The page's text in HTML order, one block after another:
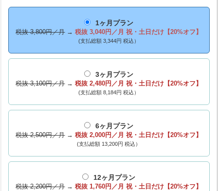
1ヶ月プラン
税抜 3,800円／月→税抜 3,040円／月 祝・土日だけ【20%オフ】
(支払総額 3,344円 税込）
3ヶ月プラン
税抜 3,100円／月→税抜 2,480円／月 祝・土日だけ【20%オフ】
(支払総額 8,184円 税込）
6ヶ月プラン
税抜 2,500円／月→税抜 2,000円／月 祝・土日だけ【20%オフ】
(支払総額 13,200円 税込）
12ヶ月プラン
税抜 2,200円／月→税抜 1,760円／月 祝・土日だけ【20%オフ】